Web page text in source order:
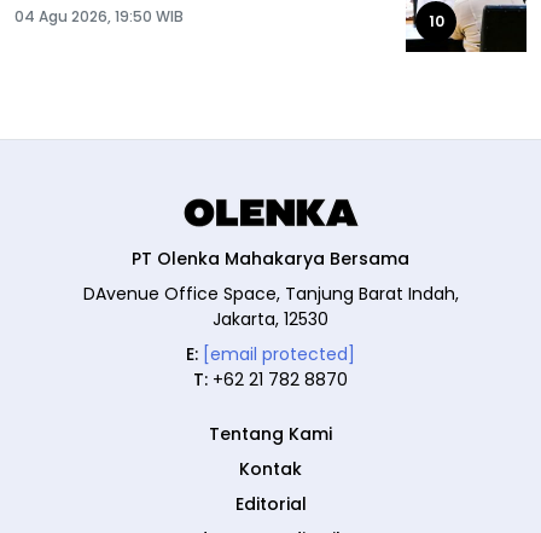
04 Agu 2026, 19:50 WIB 10
PT Olenka Mahakarya Bersama
DAvenue Office Space, Tanjung Barat Indah,
Jakarta, 12530
E: [email protected]
T: +62 21 782 8870
Tentang Kami
Kontak
Editorial